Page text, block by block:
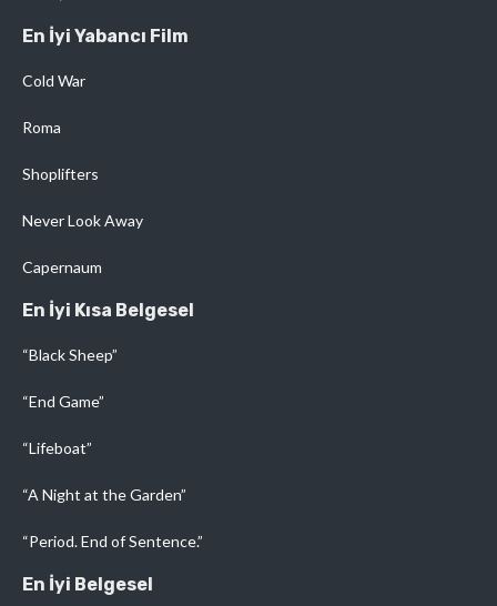
En İyi Yabancı Film
Cold War
Roma
Shoplifters
Never Look Away
Capernaum
En İyi Kısa Belgesel
“Black Sheep”
“End Game”
“Lifeboat”
“A Night at the Garden”
“Period. End of Sentence.”
En İyi Belgesel